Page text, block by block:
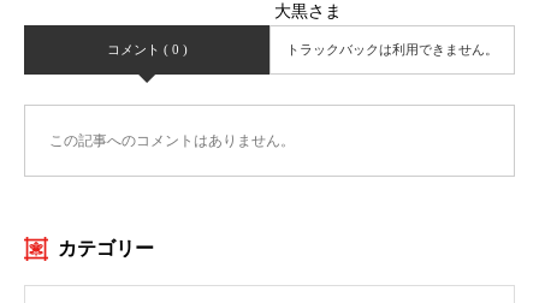
大黒さま
コメント ( 0 ) トラックバックは利用できません。
この記事へのコメントはありません。
カテゴリー